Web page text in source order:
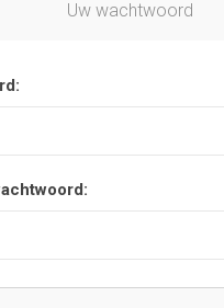
Uw wachtwoord